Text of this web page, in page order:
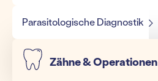
Parasitologische Diagnostik
Zähne & Operationen